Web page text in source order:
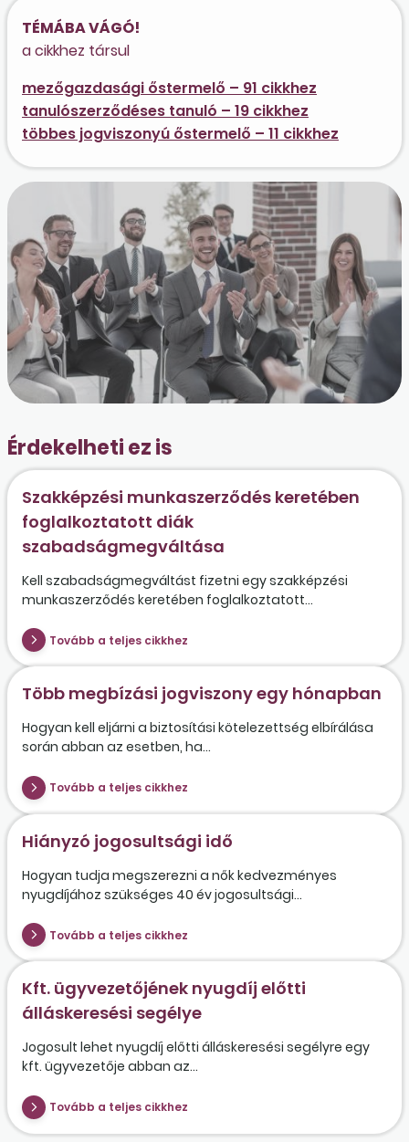
TÉMÁBA VÁGÓ!
a cikkhez társul
mezőgazdasági őstermelő – 91 cikkhez
tanulószerződéses tanuló – 19 cikkhez
többes jogviszonyú őstermelő – 11 cikkhez
Érdekelheti ez is
Szakképzési munkaszerződés keretében
foglalkoztatott diák
szabadságmegváltása
Kell szabadságmegváltást fizetni egy szakképzési
munkaszerződés keretében foglalkoztatott...
Tovább a teljes cikkhez
Több megbízási jogviszony egy hónapban
Hogyan kell eljárni a biztosítási kötelezettség elbírálása
során abban az esetben, ha...
Tovább a teljes cikkhez
Hiányzó jogosultsági idő
Hogyan tudja megszerezni a nők kedvezményes
nyugdíjához szükséges 40 év jogosultsági...
Tovább a teljes cikkhez
Kft. ügyvezetőjének nyugdíj előtti
álláskeresési segélye
Jogosult lehet nyugdíj előtti álláskeresési segélyre egy
kft. ügyvezetője abban az...
Tovább a teljes cikkhez